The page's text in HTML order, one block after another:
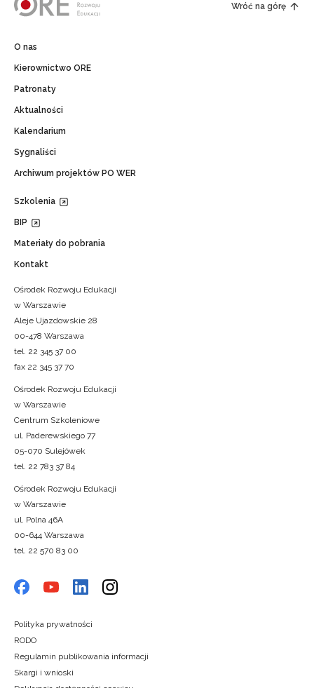
Wróć na górę
O nas
Kierownictwo ORE
Patronaty
Aktualności
Kalendarium
Sygnaliści
Archiwum projektów PO WER
Szkolenia
BIP
Materiały do pobrania
Kontakt
Ośrodek Rozwoju Edukacji
w Warszawie
Aleje Ujazdowskie 28
00-478 Warszawa
tel. 22 345 37 00
fax 22 345 37 70
Ośrodek Rozwoju Edukacji
w Warszawie
Centrum Szkoleniowe
ul. Paderewskiego 77
05-070 Sulejówek
tel. 22 783 37 84
Ośrodek Rozwoju Edukacji
w Warszawie
ul. Polna 46A
00-644 Warszawa
tel. 22 570 83 00
Polityka prywatności
RODO
Regulamin publikowania informacji
Skargi i wnioski